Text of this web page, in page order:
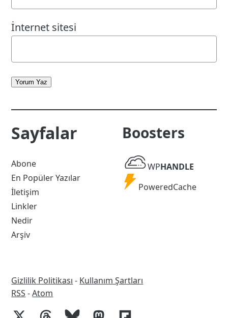
İnternet sitesi
Yorum Yaz
Sayfalar
Abone
En Popüler Yazılar
İletişim
Linkler
Nedir
Arşiv
Boosters
WP
Handle
WPHANDLE
Powered
PoweredCache
Gizlilik Politikası - Kullanım Şartları
RSS
RSS -Atom